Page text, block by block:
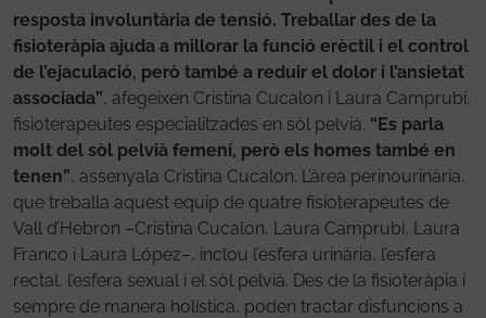
resposta involuntària de tensió. Treballar des de la
fisioteràpia ajuda a millorar la funció erèctil i el control
de l’ejaculació, però també a reduir el dolor i l’ansietat
associada”, afegeixen Cristina Cucalon i Laura Camprubí,
fisioterapeutes especialitzades en sòl pelvià. “Es parla
molt del sòl pelvià femení, però els homes també en
tenen”, assenyala Cristina Cucalon. L’àrea perinourinària,
que treballa aquest equip de quatre fisioterapeutes de
Vall d’Hebron –Cristina Cucalon, Laura Camprubí, Laura
Franco i Laura López–, inclou l’esfera urinària, l’esfera
rectal, l’esfera sexual i el sòl pelvià. Des de la fisioteràpia i
sempre de manera holística, poden tractar disfuncions a